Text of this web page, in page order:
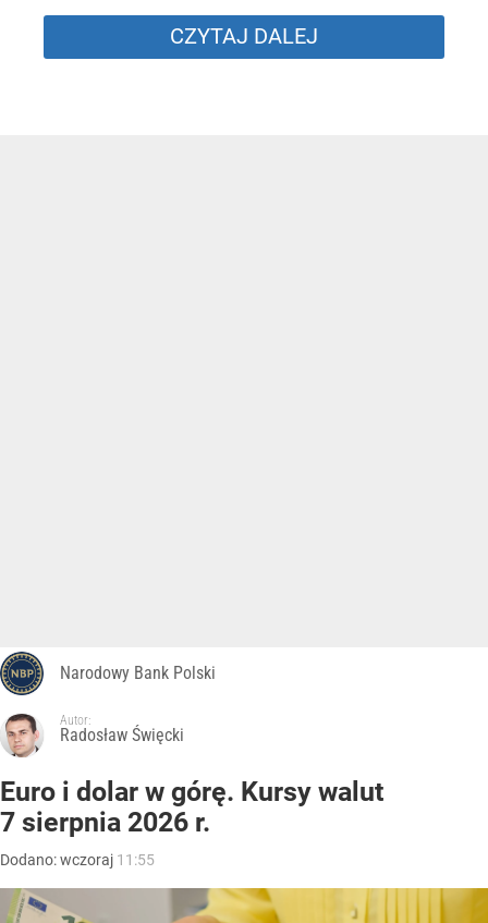
CZYTAJ DALEJ
Narodowy Bank Polski
Autor:
Radosław Święcki
Euro i dolar w górę. Kursy walut
7 sierpnia 2026 r.
Dodano:wczoraj 11:55